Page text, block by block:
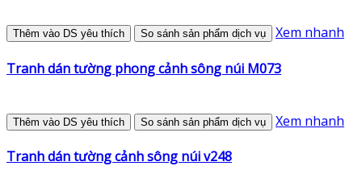
Thêm vào DS yêu thích So sánh sản phẩm dịch vụ Xem nhanh
Tranh dán tường phong cảnh sông núi M073
Thêm vào DS yêu thích So sánh sản phẩm dịch vụ Xem nhanh
Tranh dán tường cảnh sông núi v248